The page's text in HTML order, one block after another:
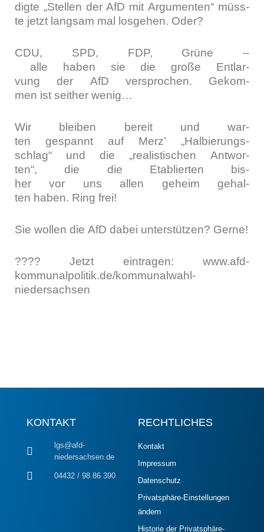
dig­te „Stel­len der AfD mit Argu­men­ten“ müss­
te jetzt lang­sam mal los­ge­hen. Oder?
CDU, SPD, FDP, Grü­ne –
alle haben sie die gro­ße Ent­lar­
vung der AfD ver­spro­chen. Gekom­
men ist seit­her wenig…
Wir blei­ben bereit und war­
ten gespannt auf Merz’ „Hal­bie­rungs­
schlag“ und die „rea­lis­ti­schen Ant­wor­
ten“, die die Eta­blier­ten bis­
her vor uns allen geheim gehal­
ten haben. Ring frei!
Sie wol­len die AfD dabei unter­stüt­zen? Ger­ne!
???? Jetzt ein­tra­gen: www.afd-
kommunalpolitik.de/kommunalwahl-
niedersachsen
KONTAKT
lgs@afd-
niedersachsen.de
04432 / 98 86 390
RECHTLICHES
Kontakt
Impressum
Datenschutz
Privatsphäre-Einstellungen
ändern
Historie der Privatsphäre-